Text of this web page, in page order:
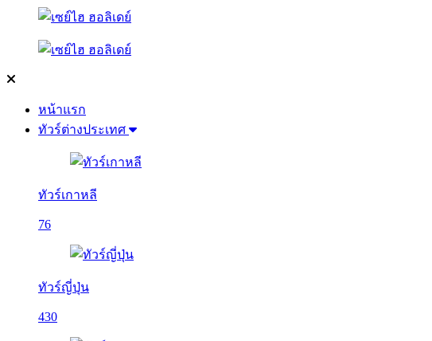
หน้าแรก
ทัวร์ต่างประเทศ
ทัวร์เกาหลี
76
ทัวร์ญี่ปุ่น
430